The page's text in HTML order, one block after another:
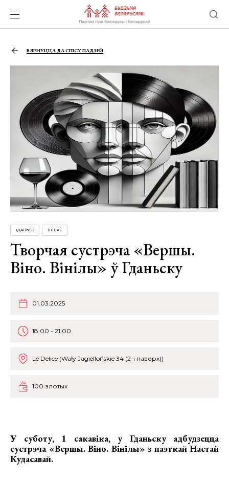
ВЯРНУЦЦА ДА СПІСУ ПАДЗЕЙ
ГДАНЬСК ІНШАЕ
Творчая сустрэча «Вершы.
Віно. Вінілы» ў Гданьску
01.03.2025
18:00 - 21:00
Le Delice (Wały Jagiellońskie 34 (2-і паверх))
100 злотых
У суботу, 1 сакавіка, у Гданьску адбудзецца
сустрэча «Вершы. Віно. Вінілы» з паэткай Настай
Кудасавай.